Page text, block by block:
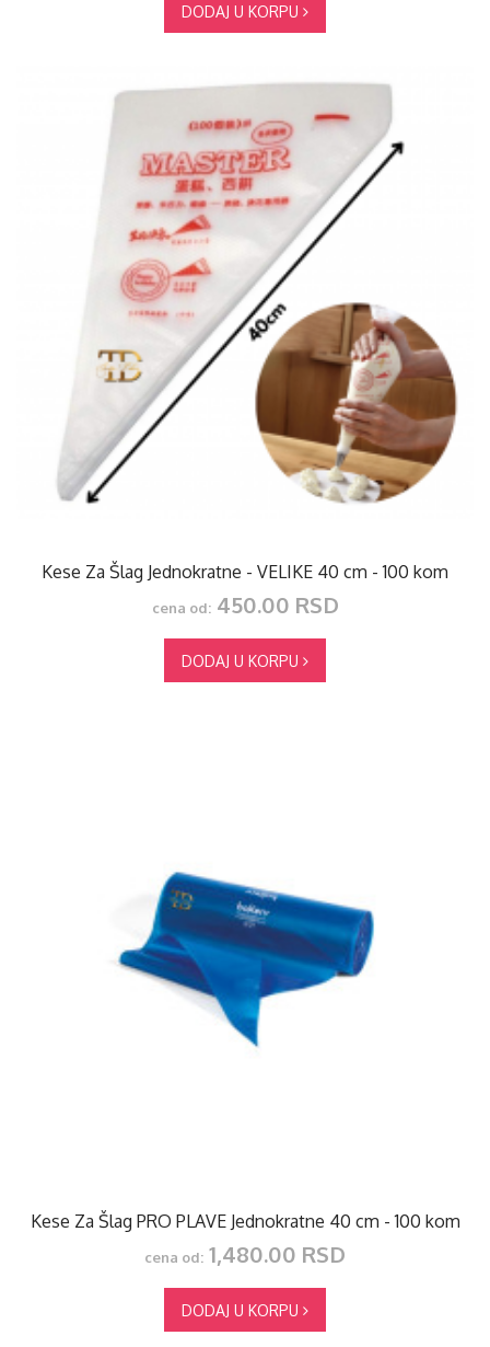
DODAJ U KORPU
Kese Za Šlag Jednokratne - VELIKE 40 cm - 100 kom
cena od:450.00 RSD
DODAJ U KORPU
Kese Za Šlag PRO PLAVE Jednokratne 40 cm - 100 kom
cena od: 1,480.00 RSD
DODAJ U KORPU